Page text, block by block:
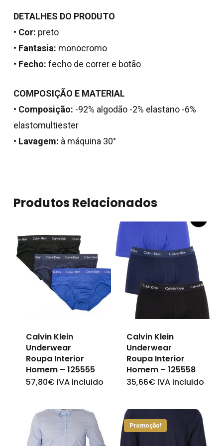
DETALHES DO PRODUTO
• Cor: preto
• Fantasia: monocromo
• Fecho: fecho de correr e botão
COMPOSIÇÃO E MATERIAL
• Composição: -92% algodão -2% elastano -6%
elastomultiester
• Lavagem: à máquina 30°
Produtos Relacionados
Calvin Klein
Underwear
Roupa Interior
Homem – 125555
57,80€ IVA incluido
This
has
multiple
Calvin Klein
Underwear
Roupa Interior
Homem – 125558
35,66€ IVA incluido
This
multiple
Promoção!